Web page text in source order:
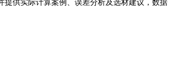
提供实际计算案例、误差分析及选材建议，数据